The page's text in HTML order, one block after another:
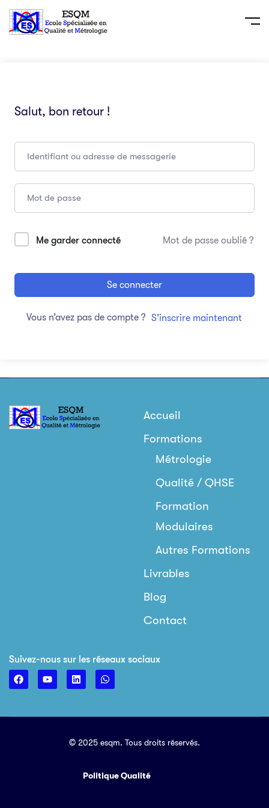
Salut, bon retour !
Me garder connecté Mot de passe oublié ?
Se connecter
Vous n’avez pas de compte ? S’inscrire maintenant
Accueil
Formations
Métrologie
Qualité / QHSE
Formation
Modulaires
Autres Formations
Livrables
Blog
Contact
Suivez-nous sur les réseaux sociaux
© 2025 esqm. Tous droits réservés.
Politique Qualité